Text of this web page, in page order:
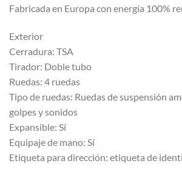
Fabricada en Europa con energía 100%
Exterior
Cerradura: TSA
Tirador: Doble tubo
Ruedas: 4 ruedas
Tipo de ruedas: Ruedas de suspensión
golpes y sonidos
Expansible: Sí
Equipaje de mano: Sí
Etiqueta para dirección: etiqueta de